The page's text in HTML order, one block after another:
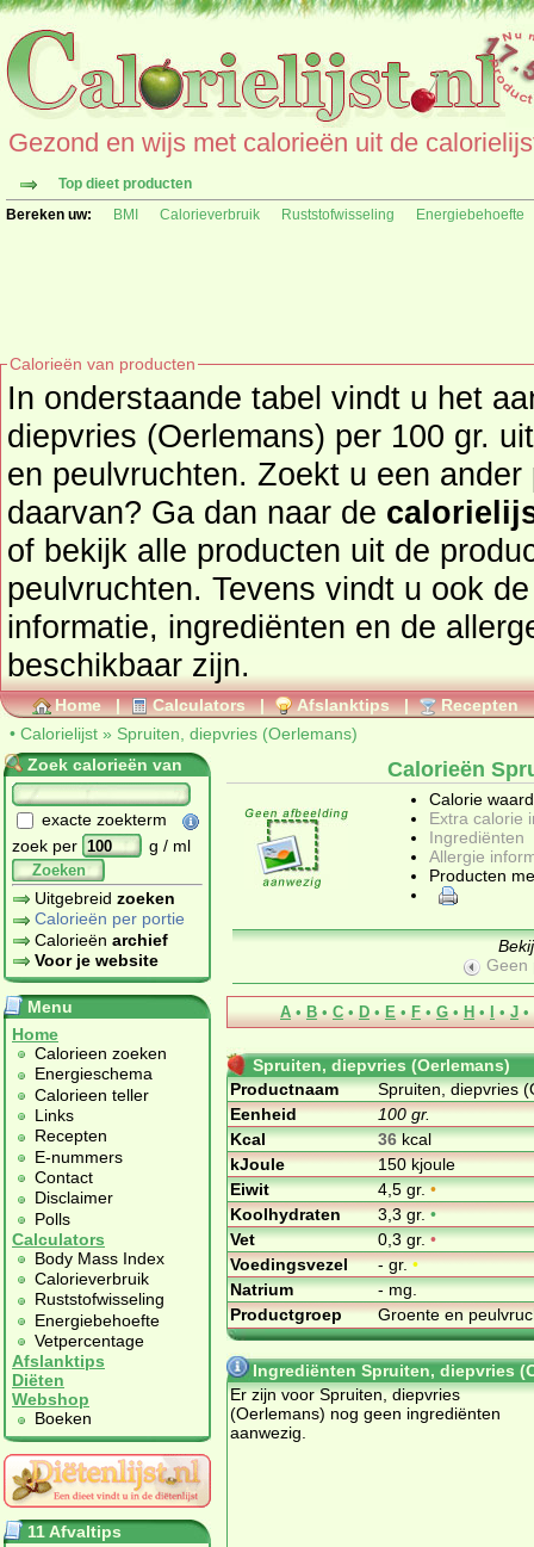
Gezond en wijs met calorieën uit de
Top dieet producten
Bereken uw:
BMI Calorieverbruik Ruststofwisseling Energiebehoefte
Calorieën van producten
In onderstaande tabel vindt u het
diepvries (Oerlemans) per 100 gr. uit de productgroep
en peulvruchten. Zoekt u een
daarvan? Ga dan naar de
of bekijk alle producten uit de
peulvruchten. Tevens vindt u ook de uitgebreide calorie
informatie, ingrediënten en de allergenen informatie
beschikbaar zijn.
Home | Calculators | Afslanktips | Recepten
• Calorielijst » Spruiten, diepvries (Oerlemans)
Zoek calorieën van
exacte zoekterm
zoek per
g / ml
Zoeken
Uitgebreid zoeken
Calorieën per portie
Calorieën archief
Voor je website
Menu
Home
Calorieen zoeken
Energieschema
Calorieen teller
Links
Recepten
E-nummers
Contact
Disclaimer
Polls
Calculators
Body Mass Index
Calorieverbruik
Ruststofwisseling
Energiebehoefte
Vetpercentage
Afslanktips
Diëten
Webshop
Boeken
11 Afvaltips
Calorieën
Calorie
Extra calorie
Ingrediënten
Allergie
Producten
Geen
A • B • C • D • E • F • G • H • I • J •
Spruiten, diepvries (Oerlemans)
Productnaam
Spruiten, diepvries
Eenheid
100 gr.
Kcal
36kcal
kJoule
150 kjoule
Eiwit
4,5 gr.•
Koolhydraten
3,3 gr.•
Vet
0,3 gr.•
Voedingsvezel
- gr.•
Natrium
- mg.
Productgroep
Groente en
Ingrediënten Spruiten, diepvries
Er zijn voor Spruiten, diepvries
(Oerlemans) nog geen ingrediënten
aanwezig.